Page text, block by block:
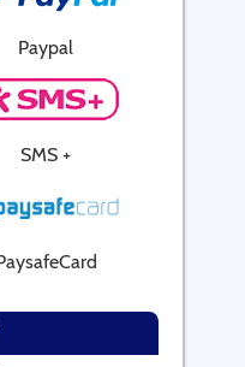
Paypal
SMS +